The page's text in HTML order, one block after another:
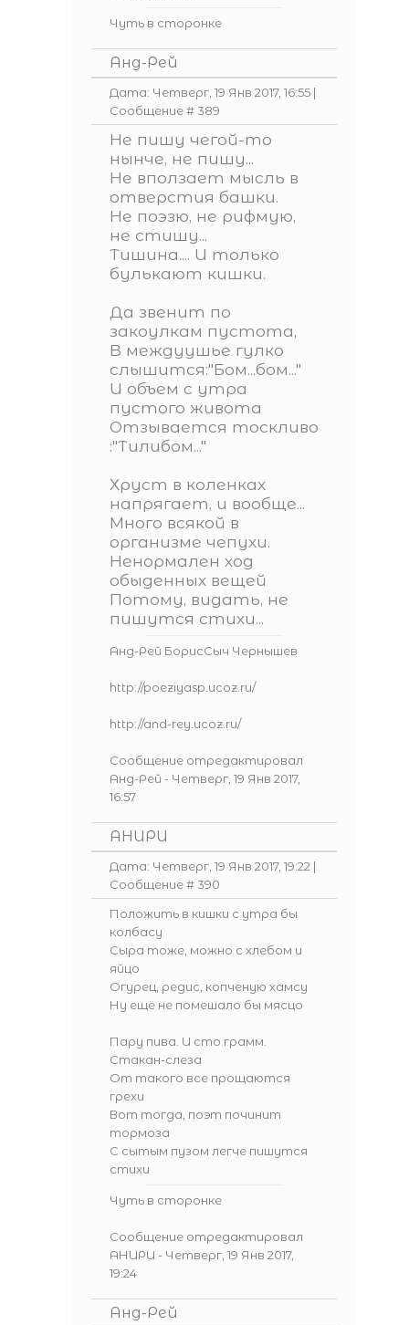
Чуть в сторонке
Анд-Рей
Дата: Четверг, 19 Янв 2017, 16:55 |
Сообщение #389
Не пишу чегой-то
нынче, не пишу...
Не вползает мысль в
отверстия башки.
Не поэзю, не рифмую,
не стишу...
Тишина.... И только
булькают кишки.
Да звенит по
закоулкам пустота,
В междуушье гулко
слышится:"Бом...бом..."
И объем с утра
пустого живота
Отзывается тоскливо
:"Тилибом..."
Хруст в коленках
напрягает, и вообще...
Много всякой в
организме чепухи.
Ненормален ход
обыденных вещей
Потому, видать, не
пишутся стихи...
Анд-Рей БорисСыч Чернышев
http://poeziyasp.ucoz.ru/
http://and-rey.ucoz.ru/
Сообщение отредактировал
Анд-Рей - Четверг, 19 Янв 2017,
16:57
АНИРИ
Дата: Четверг, 19 Янв 2017, 19:22 |
Сообщение #390
Положить в кишки с утра бы
колбасу
Сыра тоже, можно с хлебом и
яйцо
Огурец, редис, копченую хамсу
Ну ещё не помешало бы мясцо
Пару пива. И сто грамм.
Стакан-слеза
От такого все прощаются
грехи
Вот тогда, поэт починит
тормоза
С сытым пузом легче пишутся
стихи
Чуть в сторонке
Сообщение отредактировал
АНИРИ - Четверг, 19 Янв 2017,
19:24
Анд-Рей